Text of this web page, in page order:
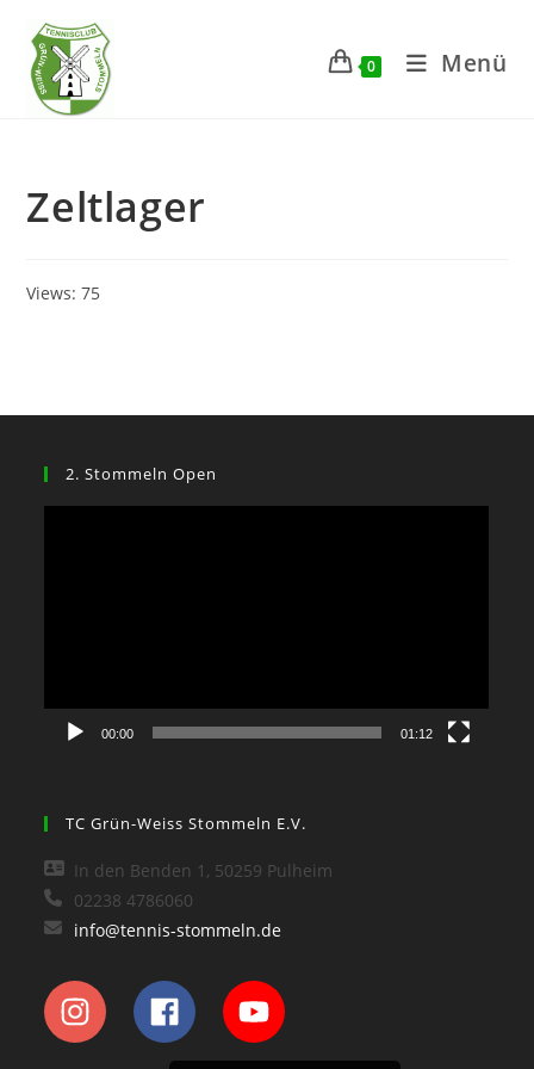
Inhalt
springen
0 Menü
Zeltlager
Views: 75
2. Stommeln Open
00:00 01:12
TC Grün-Weiss Stommeln E.V.
In den Benden 1, 50259 Pulheim
02238 4786060
info@tennis-stommeln.de